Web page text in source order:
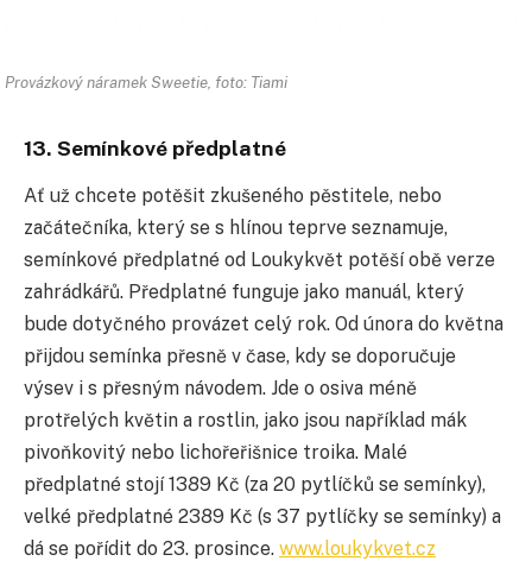
Provázkový náramek Sweetie, foto: Tiami
13. Semínkové předplatné
Ať už chcete potěšit zkušeného pěstitele, nebo
začátečníka, který se s hlínou teprve seznamuje,
semínkové předplatné od Loukykvět potěší obě verze
zahrádkářů. Předplatné funguje jako manuál, který
bude dotyčného provázet celý rok. Od února do května
přijdou semínka přesně v čase, kdy se doporučuje
výsev i s přesným návodem. Jde o osiva méně
protřelých květin a rostlin, jako jsou například mák
pivoňkovitý nebo lichořeřišnice troika. Malé
předplatné stojí 1389 Kč (za 20 pytlíčků se semínky),
velké předplatné 2389 Kč (s 37 pytlíčky se semínky) a
dá se pořídit do 23. prosince. www.loukykvet.cz